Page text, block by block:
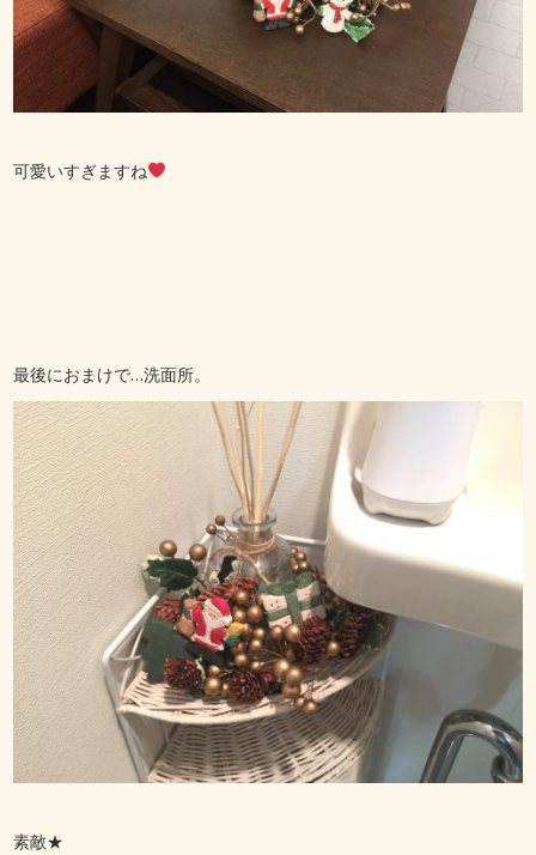
可愛いすぎますね
最後におまけで…洗面所。
素敵★